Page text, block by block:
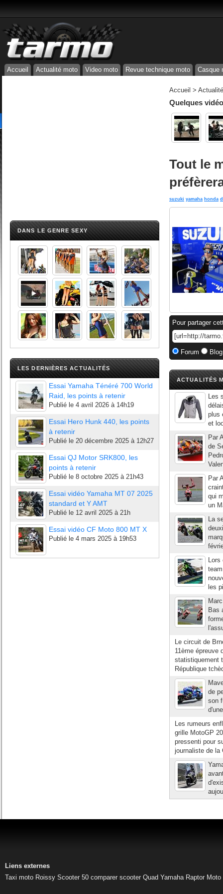
Accueil Actualité moto Video moto Revue technique moto Casque
DANS LE GENRE SEXY
LES DERNIÈRES ACTUALITÉS
Essai Yamaha Ténéré 700 World
Raid, les points à retenir
Publié le 4 avril 2026 à 14h19
Essai Hero Hunk 440, les points
à retenir
Publié le 20 décembre 2025 à 12h27
Essai QJ Motor SRK800, les
points à retenir
Publié le 8 octobre 2025 à 21h43
Essai vidéo Yamaha MT 07 2025
standard et Y AMT
Publié le 12 avril 2025 à 21h
Essai vidéo CF Moto 800 MT X
Publié le 4 mars 2025 à 19h53
Accueil >
Quelques
Tout le
suzuki yamaha honda
Pour partager
Forum
ACTUALITÉS
Les
plus
et
Par
de
Par
qui
un
La
les
Bas
Le circuit de
11ème épreuve
statistiquement
République
de
son
Les rumeurs
grille MotoGP
pressenti pour
journaliste de la
Liens externes
Taxi moto Roissy Scooter 50 comparer scooter Quad Yamaha Raptor